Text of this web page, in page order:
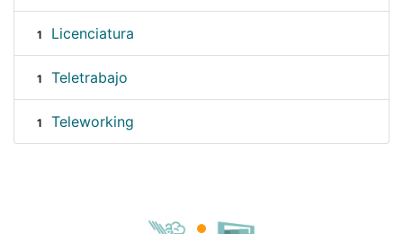
1 Licenciatura
1 Teletrabajo
1 Teleworking